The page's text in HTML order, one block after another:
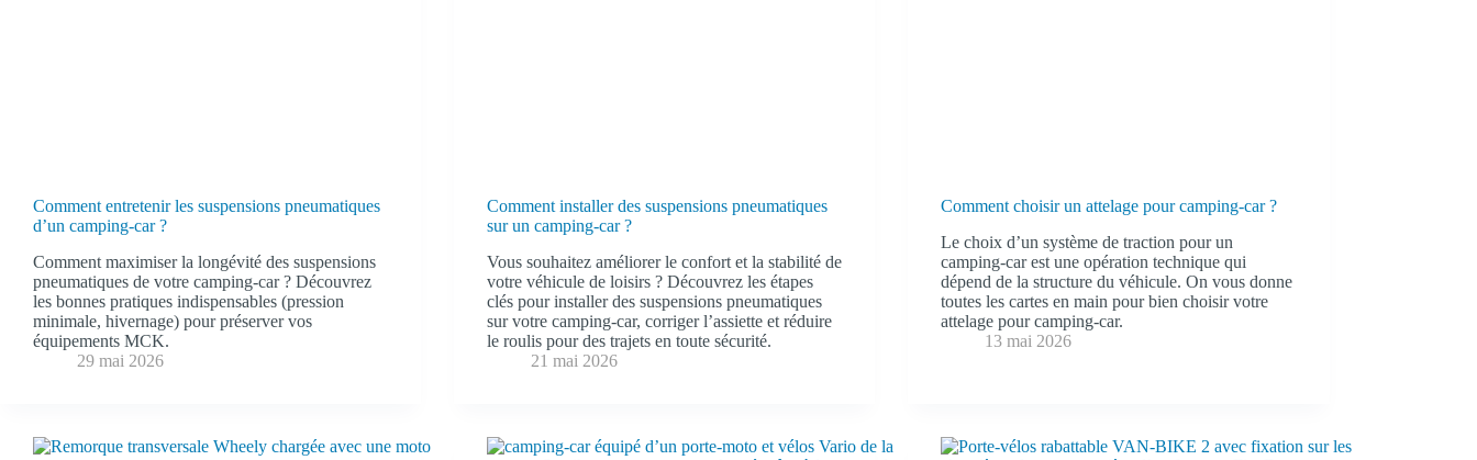
Comment entretenir les suspensions pneumatiques
d’un camping-car ?
Comment maximiser la longévité des suspensions
pneumatiques de votre camping-car ? Découvrez
les bonnes pratiques indispensables (pression
minimale, hivernage) pour préserver vos
équipements MCK.
29 mai 2026
Comment installer des suspensions pneumatiques
sur un camping-car ?
Vous souhaitez améliorer le confort et la stabilité de
votre véhicule de loisirs ? Découvrez les étapes
clés pour installer des suspensions pneumatiques
sur votre camping-car, corriger l’assiette et réduire
le roulis pour des trajets en toute sécurité.
21 mai 2026
Comment choisir un attelage pour camping-car ?
Le choix d’un système de traction pour un
camping-car est une opération technique qui
dépend de la structure du véhicule. On vous donne
toutes les cartes en main pour bien choisir votre
attelage pour camping-car.
13 mai 2026